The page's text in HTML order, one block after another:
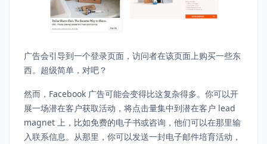
广告会引导到一个登录页面，访问者在该页面上购买一些东
西。超级简单，对吧？
然而，Facebook 广告可能会变得比这复杂得多。你可以开
展一场潜在客户获取活动，将点击量集中到潜在客户 lead
magnet 上，比如免费的电子书或咨询，他们可以在那里输
入联系信息。从那里，你可以发送一封电子邮件培育活动，